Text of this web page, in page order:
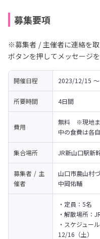
募集要項
※募集者 / 主催者に連絡を取
ボタンを押してメッセージを
開催日程 2023/12/15
所要時間 4日間
費用
無料　※現地
中の⾷費は各
集合場所 JR新山口駅新
募集者 / 主
催者
山口市農山村
中岡佑輔
・定員：5名
・解散場所：
・スケジュール
12/16（土）